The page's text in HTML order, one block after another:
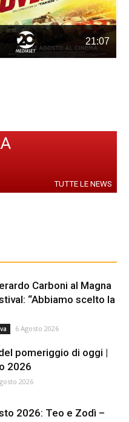
21:07
TUTTE LE NEWS
Carboni al Magna
“Abbiamo scelto la
6 Agosto 2026
pomeriggio di oggi |
2026
2026
2026: Teo e Zodì –